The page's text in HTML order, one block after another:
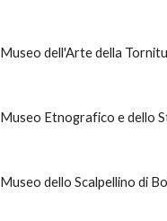
Museo dell'Arte della
Museo Etnografico e dello
Museo dello Scalpellino di